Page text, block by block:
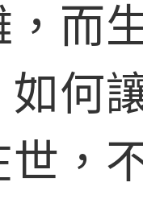
，而
如何
世，